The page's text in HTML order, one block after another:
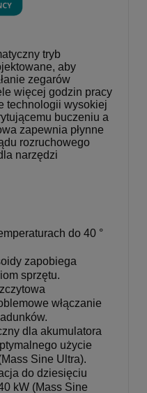
tryb
aby
zegarów
więcej godzin pracy
technologii wysokiej
buczeniu a
zapewnia płynne
rozruchowego
narzędzi
do 40 °
zapobiega
sprzętu.
włączanie
dla akumulatora
użycie
Sine Ultra).
do dziesięciu
kW (Mass Sine